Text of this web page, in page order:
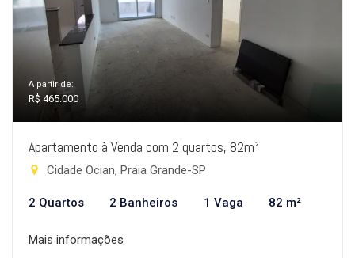
A partir de:
R$ 465.000
Apartamento à Venda com 2 quartos, 82m²
Cidade Ocian, Praia Grande-SP
2 Quartos 2 Banheiros 1 Vaga 82 m²
Mais informações